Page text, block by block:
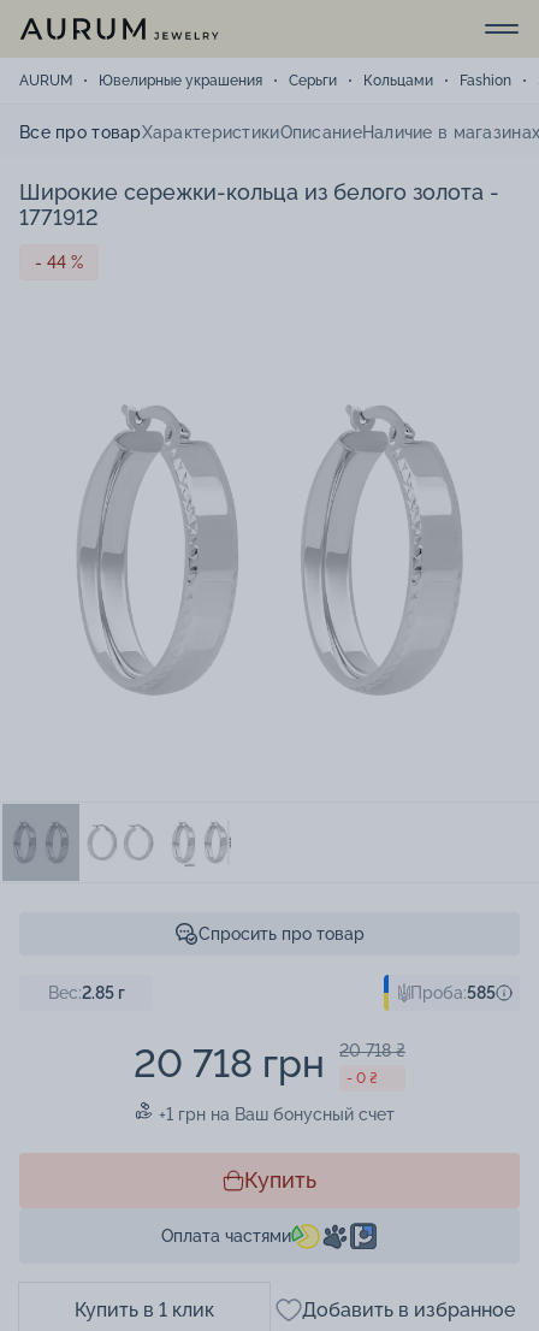
AURUM Ювелирные украшения Серьги Кольцами Fashion
Все про товарХарактеристикиОписаниеНаличие в
Широкие сережки-кольца из белого золота -
1771912
- 44 %
Спросить про товар
Вес:2.85г Проба:585
20 718 грн 20 718 ₴
- 0 ₴
+1 грн на Ваш бонусный счет
Купить
Оплата частями
Купить в 1 клик Добавить в избранное